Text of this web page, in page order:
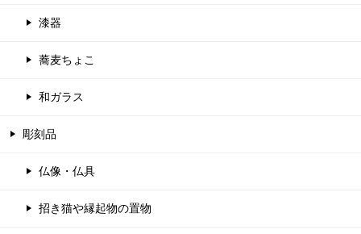
漆器
蕎麦ちょこ
和ガラス
彫刻品
仏像・仏具
招き猫や縁起物の置物